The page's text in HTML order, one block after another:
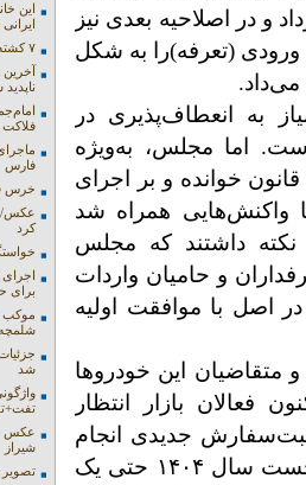
با این حال، هیات وزیران در ۲۵ خرداد و در اصلاحیه بعدی نیز
ورودی (تعرفه)را به شکل
به انعطاف‌پذیری در
اما مجلس، به‌ویژه
خوانده و بر اجرای
واکنش‌هایی همراه شد
نکته داشتند که مجلس
و حامیان واردات
اصل با موافقت اولیه
و متقاضیان این خودروها
فعالان بازار انتظار
جدیدی انجام
نشد. آمار رسمی نشان می‌دهد که در شش‌ماه نخست سال ۱۴۰۴ حتی یک
این
۷ کشته در سیلاب و آبگرفتگی جنوب ایران
فلاکت
فارس
خرس
عکس/
کرد
برای
موکب
شد
عکس
شیراز
تصویر